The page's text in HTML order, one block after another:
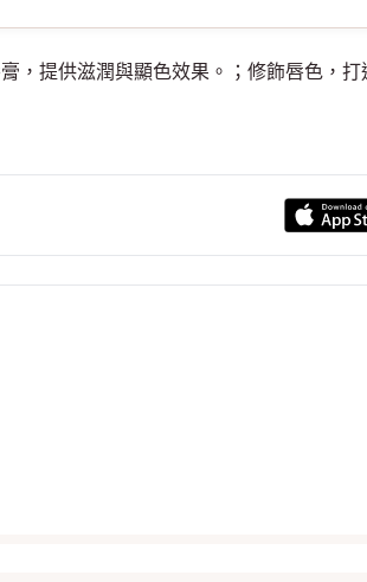
，提供滋潤與顯色效果。；修飾唇色，